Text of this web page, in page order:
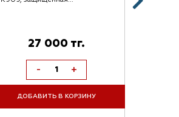
27 000 тг.
- +
ДОБАВИТЬ В КОРЗИНУ